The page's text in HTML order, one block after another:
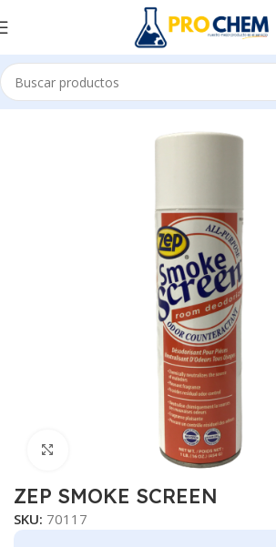
Y CONTROL DE OLOR
Clic para ampliar
ZEP SMOKE SCREEN
SKU: 70117